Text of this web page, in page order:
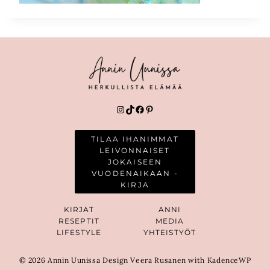
Instagram
TikTok
Facebook
Pinterest
TILAA IHANIMMAT
LEIVONNAISET
JOKAISEEN
VUODENAIKAAN -
KIRJA
KIRJAT
RESEPTIT
LIFESTYLE
ANNI
MEDIA
YHTEISTYÖT
© 2026 Annin Uunissa Design Veera Rusanen with KadenceWP